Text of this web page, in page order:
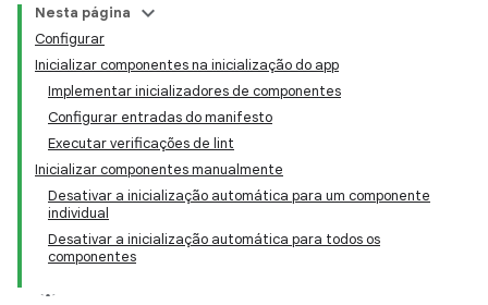
Nesta página
Configurar
Inicializar componentes na inicialização do app
Implementar inicializadores de componentes
Configurar entradas do manifesto
Executar verificações de lint
Inicializar componentes manualmente
Desativar a inicialização automática para um componente
individual
Desativar a inicialização automática para todos os
componentes